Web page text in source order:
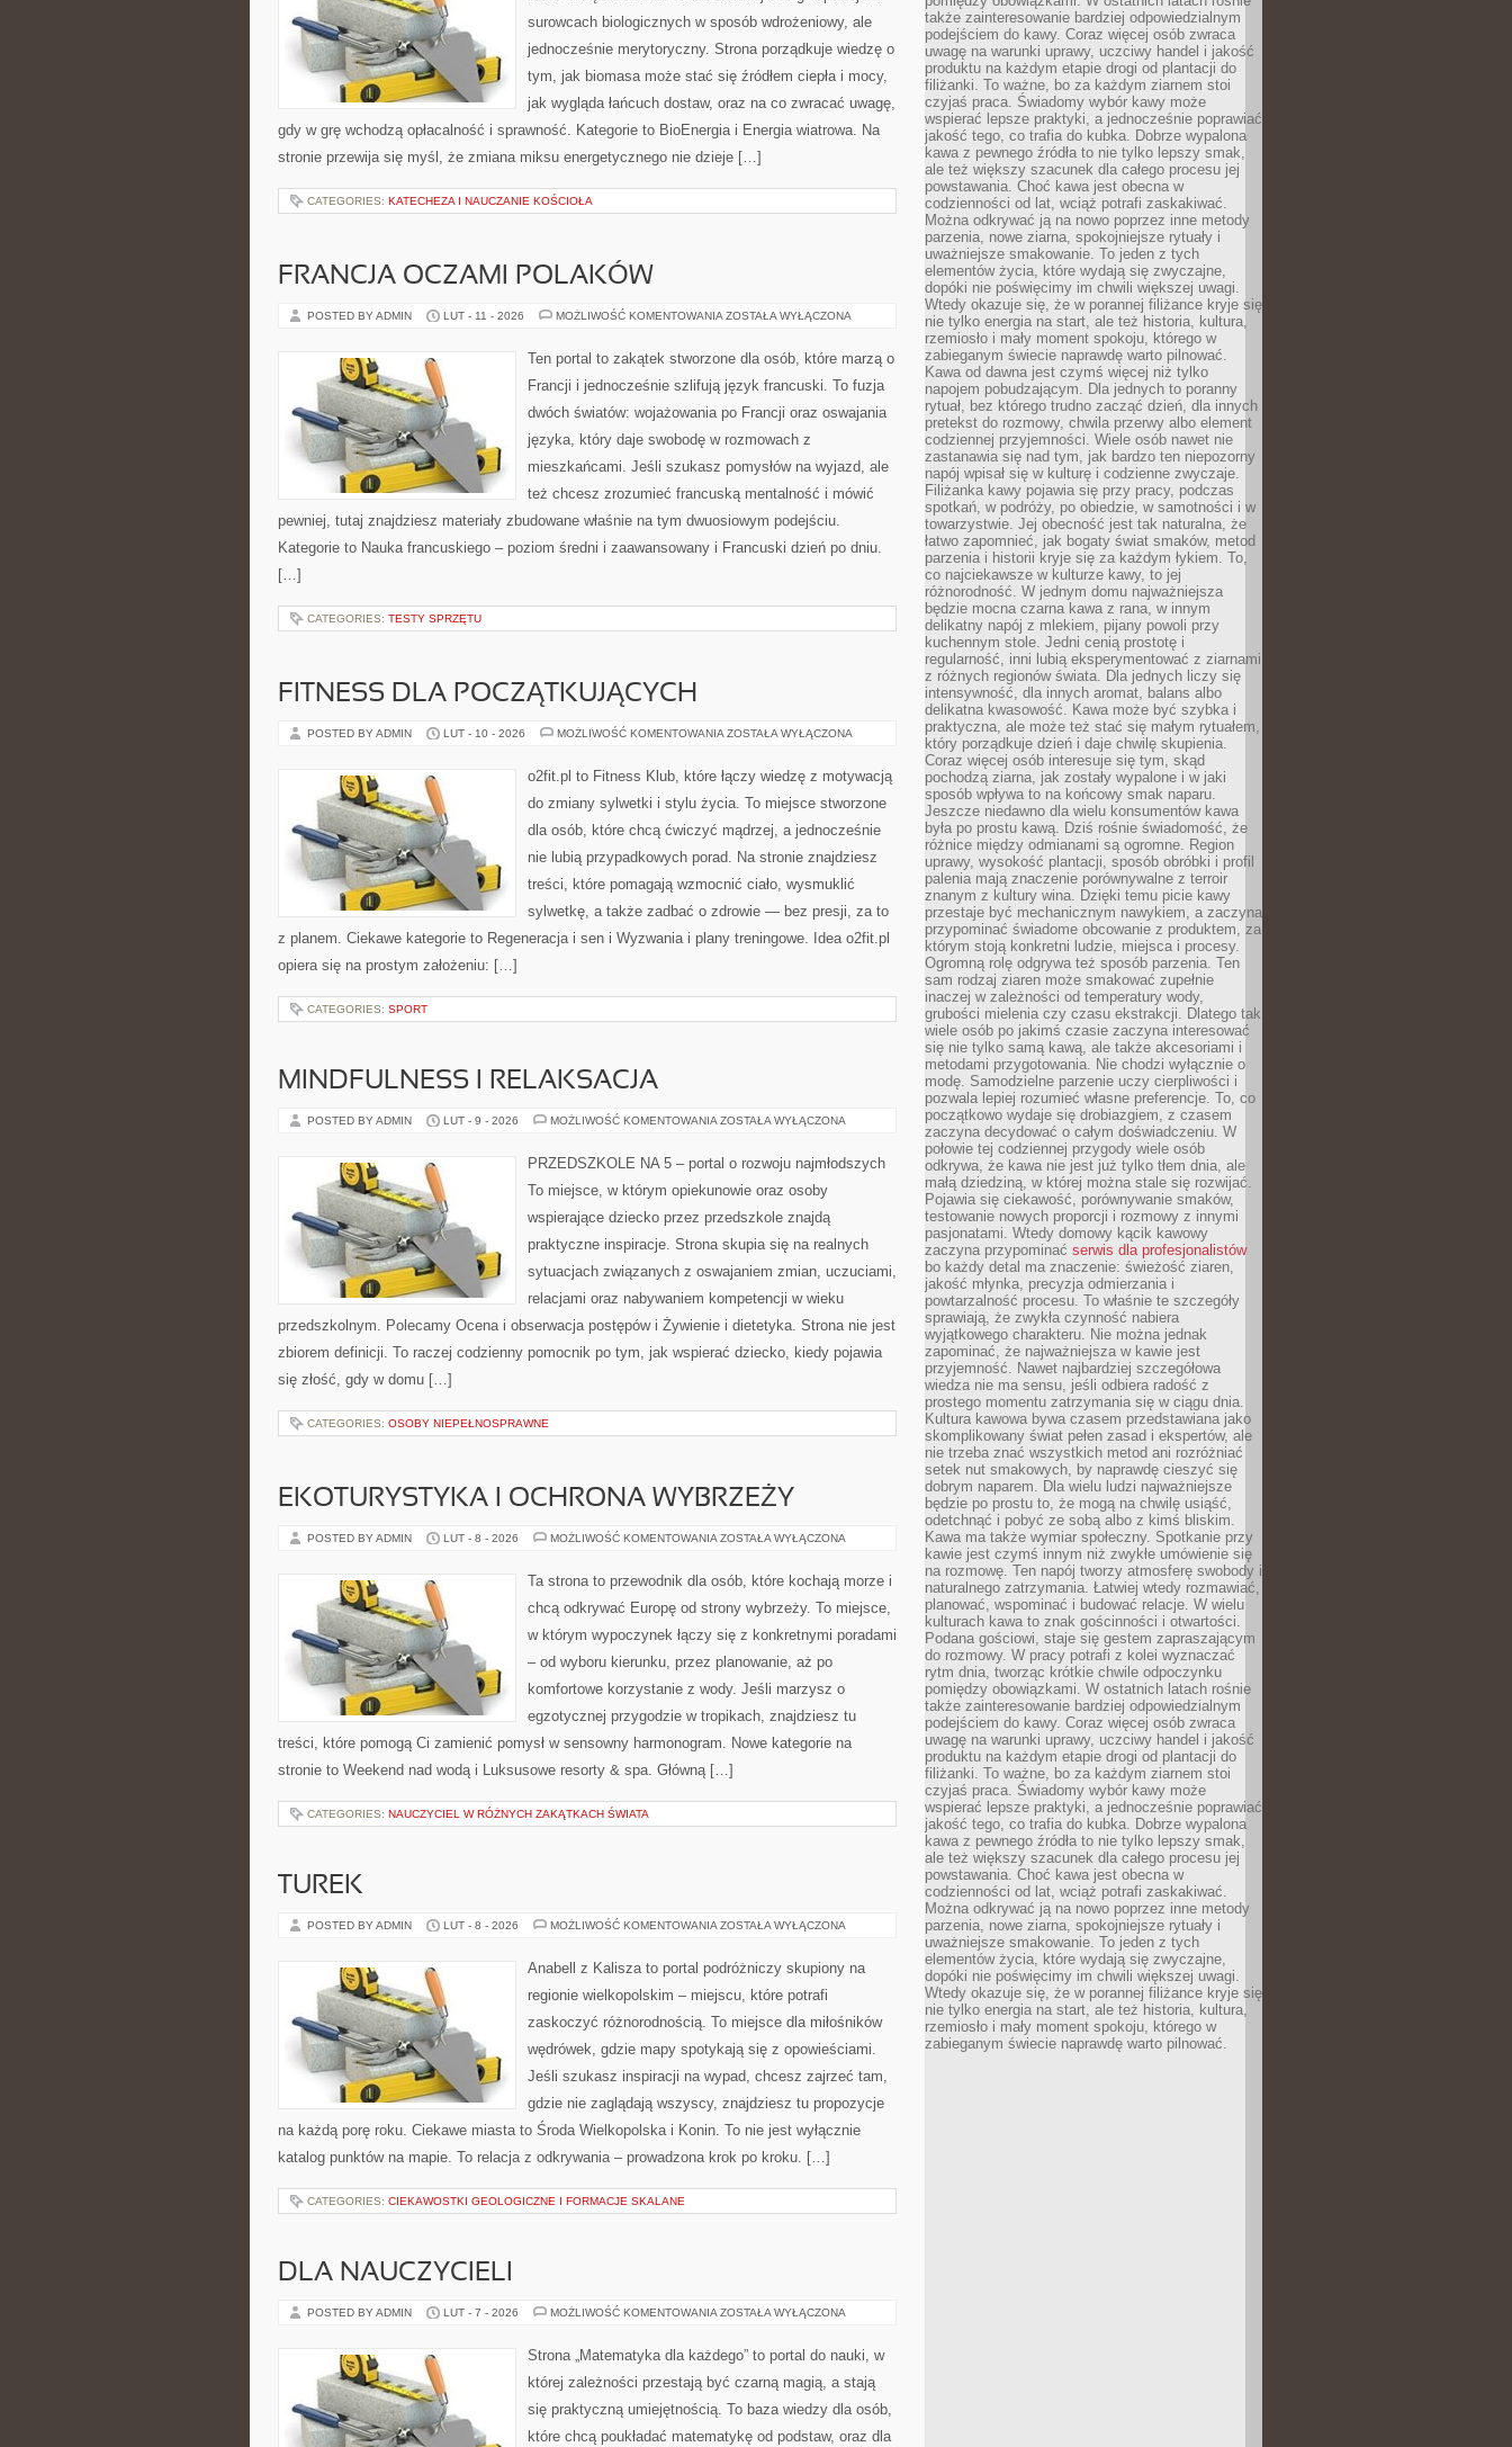
surowcach biologicznych w sposób wdrożeniowy, ale
jednocześnie merytoryczny. Strona porządkuje wiedzę o
tym, jak biomasa może stać się źródłem ciepła i mocy,
jak wygląda łańcuch dostaw, oraz na co zwracać uwagę,
gdy w grę wchodzą opłacalność i sprawność. Kategorie to BioEnergia i Energia wiatrowa. Na
stronie przewija się myśl, że zmiana miksu energetycznego nie dzieje […]
CATEGORIES: KATECHEZA I NAUCZANIE KOŚCIOŁA
FRANCJA OCZAMI POLAKÓW
POSTED BY ADMIN LUT - 11 - 2026 MOŻLIWOŚĆ KOMENTOWANIA FRANCJA
ZOSTAŁA WYŁĄCZONA
Ten portal to zakątek stworzone dla osób, które marzą o
Francji i jednocześnie szlifują język francuski. To fuzja
dwóch światów: wojażowania po Francji oraz oswajania
języka, który daje swobodę w rozmowach z
mieszkańcami. Jeśli szukasz pomysłów na wyjazd, ale
też chcesz zrozumieć francuską mentalność i mówić
pewniej, tutaj znajdziesz materiały zbudowane właśnie na tym dwuosiowym podejściu.
Kategorie to Nauka francuskiego – poziom średni i zaawansowany i Francuski dzień po dniu.
[…]
CATEGORIES: TESTY SPRZĘTU
FITNESS DLA POCZĄTKUJĄCYCH
POSTED BY ADMIN LUT - 10 - 2026 MOŻLIWOŚĆ KOMENTOWANIA FITNESS
ZOSTAŁA WYŁĄCZONA
o2fit.pl to Fitness Klub, które łączy wiedzę z motywacją
do zmiany sylwetki i stylu życia. To miejsce stworzone
dla osób, które chcą ćwiczyć mądrzej, a jednocześnie
nie lubią przypadkowych porad. Na stronie znajdziesz
treści, które pomagają wzmocnić ciało, wysmuklić
sylwetkę, a także zadbać o zdrowie — bez presji, za to
z planem. Ciekawe kategorie to Regeneracja i sen i Wyzwania i plany treningowe. Idea o2fit.pl
opiera się na prostym założeniu: […]
CATEGORIES: SPORT
MINDFULNESS I RELAKSACJA
POSTED BY ADMIN LUT - 9 - 2026 MOŻLIWOŚĆ KOMENTOWANIA MINDFULNESS
ZOSTAŁA WYŁĄCZONA
PRZEDSZKOLE NA 5 – portal o rozwoju najmłodszych
To miejsce, w którym opiekunowie oraz osoby
wspierające dziecko przez przedszkole znajdą
praktyczne inspiracje. Strona skupia się na realnych
sytuacjach związanych z oswajaniem zmian, uczuciami,
relacjami oraz nabywaniem kompetencji w wieku
przedszkolnym. Polecamy Ocena i obserwacja postępów i Żywienie i dietetyka. Strona nie jest
zbiorem definicji. To raczej codzienny pomocnik po tym, jak wspierać dziecko, kiedy pojawia
się złość, gdy w domu […]
CATEGORIES: OSOBY NIEPEŁNOSPRAWNE
EKOTURYSTYKA I OCHRONA WYBRZEŻY
POSTED BY ADMIN LUT - 8 - 2026 MOŻLIWOŚĆ KOMENTOWANIA EKOTURYSTYKA
WYBRZEŻY
ZOSTAŁA WYŁĄCZONA
Ta strona to przewodnik dla osób, które kochają morze i
chcą odkrywać Europę od strony wybrzeży. To miejsce,
w którym wypoczynek łączy się z konkretnymi poradami
– od wyboru kierunku, przez planowanie, aż po
komfortowe korzystanie z wody. Jeśli marzysz o
egzotycznej przygodzie w tropikach, znajdziesz tu
treści, które pomogą Ci zamienić pomysł w sensowny harmonogram. Nowe kategorie na
stronie to Weekend nad wodą i Luksusowe resorty & spa. Główną […]
CATEGORIES: NAUCZYCIEL W RÓŻNYCH ZAKĄTKACH ŚWIATA
TUREK
POSTED BY ADMIN LUT - 8 - 2026 MOŻLIWOŚĆ KOMENTOWANIA TUREK
ZOSTAŁA WYŁĄCZONA
Anabell z Kalisza to portal podróżniczy skupiony na
regionie wielkopolskim – miejscu, które potrafi
zaskoczyć różnorodnością. To miejsce dla miłośników
wędrówek, gdzie mapy spotykają się z opowieściami.
Jeśli szukasz inspiracji na wypad, chcesz zajrzeć tam,
gdzie nie zaglądają wszyscy, znajdziesz tu propozycje
na każdą porę roku. Ciekawe miasta to Środa Wielkopolska i Konin. To nie jest wyłącznie
katalog punktów na mapie. To relacja z odkrywania – prowadzona krok po kroku. […]
CATEGORIES: CIEKAWOSTKI GEOLOGICZNE I FORMACJE SKALANE
DLA NAUCZYCIELI
POSTED BY ADMIN LUT - 7 - 2026 MOŻLIWOŚĆ KOMENTOWANIA DLA
ZOSTAŁA WYŁĄCZONA
Strona „Matematyka dla każdego” to portal do nauki, w
której zależności przestają być czarną magią, a stają
się praktyczną umiejętnością. To baza wiedzy dla osób,
które chcą poukładać matematykę od podstaw, oraz dla
także zainteresowanie bardziej odpowiedzialnym
podejściem do kawy. Coraz więcej osób zwraca
uwagę na warunki uprawy, uczciwy handel i jakość
produktu na każdym etapie drogi od plantacji do
filiżanki. To ważne, bo za każdym ziarnem stoi
czyjaś praca. Świadomy wybór kawy może
wspierać lepsze praktyki, a jednocześnie poprawiać
jakość tego, co trafia do kubka. Dobrze wypalona
kawa z pewnego źródła to nie tylko lepszy smak,
ale też większy szacunek dla całego procesu jej
powstawania. Choć kawa jest obecna w
codzienności od lat, wciąż potrafi zaskakiwać.
Można odkrywać ją na nowo poprzez inne metody
parzenia, nowe ziarna, spokojniejsze rytuały i
uważniejsze smakowanie. To jeden z tych
elementów życia, które wydają się zwyczajne,
dopóki nie poświęcimy im chwili większej uwagi.
Wtedy okazuje się, że w porannej filiżance kryje się
nie tylko energia na start, ale też historia, kultura,
rzemiosło i mały moment spokoju, którego w
zabieganym świecie naprawdę warto pilnować.
Kawa od dawna jest czymś więcej niż tylko
napojem pobudzającym. Dla jednych to poranny
rytuał, bez którego trudno zacząć dzień, dla innych
pretekst do rozmowy, chwila przerwy albo element
codziennej przyjemności. Wiele osób nawet nie
zastanawia się nad tym, jak bardzo ten niepozorny
napój wpisał się w kulturę i codzienne zwyczaje.
Filiżanka kawy pojawia się przy pracy, podczas
spotkań, w podróży, po obiedzie, w samotności i w
towarzystwie. Jej obecność jest tak naturalna, że
łatwo zapomnieć, jak bogaty świat smaków, metod
parzenia i historii kryje się za każdym łykiem. To,
co najciekawsze w kulturze kawy, to jej
różnorodność. W jednym domu najważniejsza
będzie mocna czarna kawa z rana, w innym
delikatny napój z mlekiem, pijany powoli przy
kuchennym stole. Jedni cenią prostotę i
regularność, inni lubią eksperymentować z ziarnami
z różnych regionów świata. Dla jednych liczy się
intensywność, dla innych aromat, balans albo
delikatna kwasowość. Kawa może być szybka i
praktyczna, ale może też stać się małym rytuałem,
który porządkuje dzień i daje chwilę skupienia.
Coraz więcej osób interesuje się tym, skąd
pochodzą ziarna, jak zostały wypalone i w jaki
sposób wpływa to na końcowy smak naparu.
Jeszcze niedawno dla wielu konsumentów kawa
była po prostu kawą. Dziś rośnie świadomość, że
różnice między odmianami są ogromne. Region
uprawy, wysokość plantacji, sposób obróbki i profil
palenia mają znaczenie porównywalne z terroir
znanym z kultury wina. Dzięki temu picie kawy
przestaje być mechanicznym nawykiem, a zaczyna
przypominać świadome obcowanie z produktem, za
którym stoją konkretni ludzie, miejsca i procesy.
Ogromną rolę odgrywa też sposób parzenia. Ten
sam rodzaj ziaren może smakować zupełnie
inaczej w zależności od temperatury wody,
grubości mielenia czy czasu ekstrakcji. Dlatego tak
wiele osób po jakimś czasie zaczyna interesować
się nie tylko samą kawą, ale także akcesoriami i
metodami przygotowania. Nie chodzi wyłącznie o
modę. Samodzielne parzenie uczy cierpliwości i
pozwala lepiej rozumieć własne preferencje. To, co
początkowo wydaje się drobiazgiem, z czasem
zaczyna decydować o całym doświadczeniu. W
połowie tej codziennej przygody wiele osób
odkrywa, że kawa nie jest już tylko tłem dnia, ale
małą dziedziną, w której można stale się rozwijać.
Pojawia się ciekawość, porównywanie smaków,
testowanie nowych proporcji i rozmowy z innymi
pasjonatami. Wtedy domowy kącik kawowy
zaczyna przypominać serwis dla profesjonalistów
bo każdy detal ma znaczenie: świeżość ziaren,
jakość młynka, precyzja odmierzania i
powtarzalność procesu. To właśnie te szczegóły
sprawiają, że zwykła czynność nabiera
wyjątkowego charakteru. Nie można jednak
zapominać, że najważniejsza w kawie jest
przyjemność. Nawet najbardziej szczegółowa
wiedza nie ma sensu, jeśli odbiera radość z
prostego momentu zatrzymania się w ciągu dnia.
Kultura kawowa bywa czasem przedstawiana jako
skomplikowany świat pełen zasad i ekspertów, ale
nie trzeba znać wszystkich metod ani rozróżniać
setek nut smakowych, by naprawdę cieszyć się
dobrym naparem. Dla wielu ludzi najważniejsze
będzie po prostu to, że mogą na chwilę usiąść,
odetchnąć i pobyć ze sobą albo z kimś bliskim.
Kawa ma także wymiar społeczny. Spotkanie przy
kawie jest czymś innym niż zwykłe umówienie się
na rozmowę. Ten napój tworzy atmosferę swobody i
naturalnego zatrzymania. Łatwiej wtedy rozmawiać,
planować, wspominać i budować relacje. W wielu
kulturach kawa to znak gościnności i otwartości.
Podana gościowi, staje się gestem zapraszającym
do rozmowy. W pracy potrafi z kolei wyznaczać
rytm dnia, tworząc krótkie chwile odpoczynku
pomiędzy obowiązkami. W ostatnich latach rośnie
także zainteresowanie bardziej odpowiedzialnym
podejściem do kawy. Coraz więcej osób zwraca
uwagę na warunki uprawy, uczciwy handel i jakość
produktu na każdym etapie drogi od plantacji do
filiżanki. To ważne, bo za każdym ziarnem stoi
czyjaś praca. Świadomy wybór kawy może
wspierać lepsze praktyki, a jednocześnie poprawiać
jakość tego, co trafia do kubka. Dobrze wypalona
kawa z pewnego źródła to nie tylko lepszy smak,
ale też większy szacunek dla całego procesu jej
powstawania. Choć kawa jest obecna w
codzienności od lat, wciąż potrafi zaskakiwać.
Można odkrywać ją na nowo poprzez inne metody
parzenia, nowe ziarna, spokojniejsze rytuały i
uważniejsze smakowanie. To jeden z tych
elementów życia, które wydają się zwyczajne,
dopóki nie poświęcimy im chwili większej uwagi.
Wtedy okazuje się, że w porannej filiżance kryje się
nie tylko energia na start, ale też historia, kultura,
rzemiosło i mały moment spokoju, którego w
zabieganym świecie naprawdę warto pilnować.